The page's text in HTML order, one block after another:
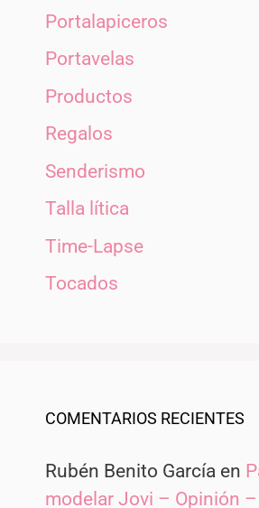
Portalapiceros
Portavelas
Productos
Regalos
Senderismo
Talla lítica
Time-Lapse
Tocados
COMENTARIOS RECIENTES
Rubén Benito García en
modelar Jovi – Opinión –